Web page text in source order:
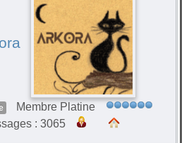
Membre Platine
: 3065